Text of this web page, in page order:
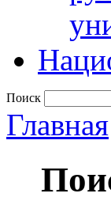
Поиск
Главная